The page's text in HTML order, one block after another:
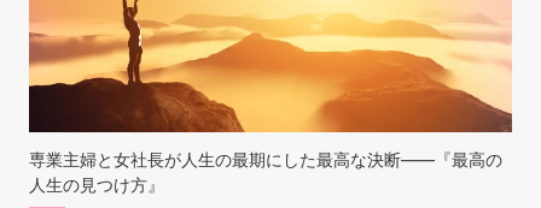
専業主婦と女社長が人生の最期にした最高な決断——『最高の
人生の見つけ方』